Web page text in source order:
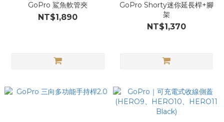
GoPro 鯊魚軟管夾
NT$1,890
GoPro Shorty迷你延長桿+腳
架
NT$1,370